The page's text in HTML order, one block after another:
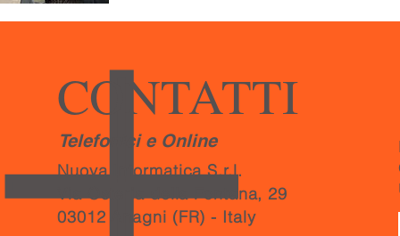
CONTATTI
Telefonici e Online
Nuova Informatica S.r.l.
Via Osteria della Fontana, 29
03012 Anagni (FR) - Italy